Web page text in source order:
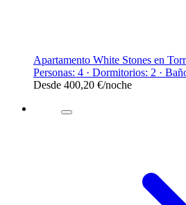
Apartamento White Stones en
Personas: 4 · Dormitorios: 2 ·
Desde 400,20 €/noche